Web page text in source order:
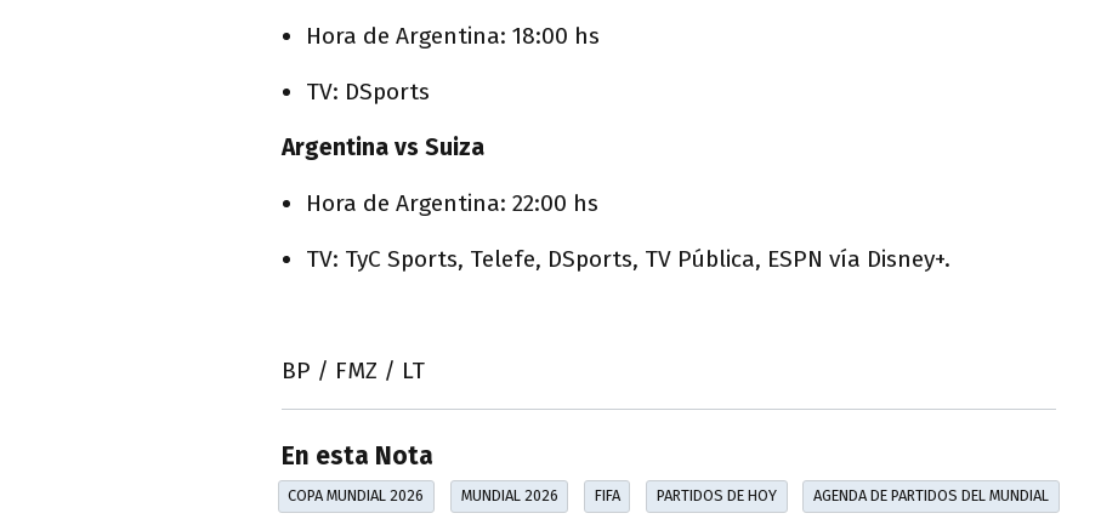
Hora de Argentina: 18:00 hs
TV: DSports
Argentina vs Suiza
Hora de Argentina: 22:00 hs
TV: TyC Sports, Telefe, DSports, TV Pública, ESPN vía Disney+.
BP / FMZ / LT
En esta Nota
COPA MUNDIAL 2026 MUNDIAL 2026 FIFA PARTIDOS DE HOY AGENDA DE PARTIDOS DEL MUNDIAL